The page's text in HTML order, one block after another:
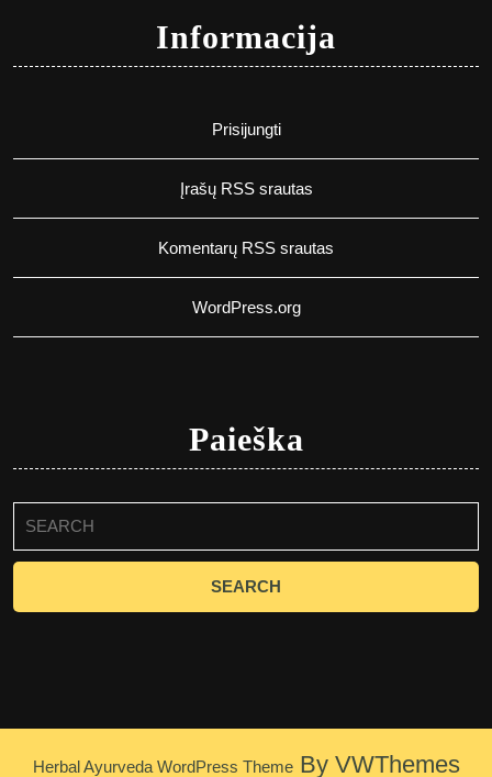
Informacija
Prisijungti
Įrašų RSS srautas
Komentarų RSS srautas
WordPress.org
Paieška
for:
Herbal Ayurveda WordPress ThemeBy VWThemes